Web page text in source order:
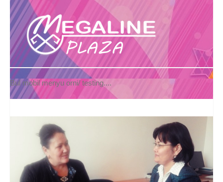
Bul mobil menyu orni/ testing....